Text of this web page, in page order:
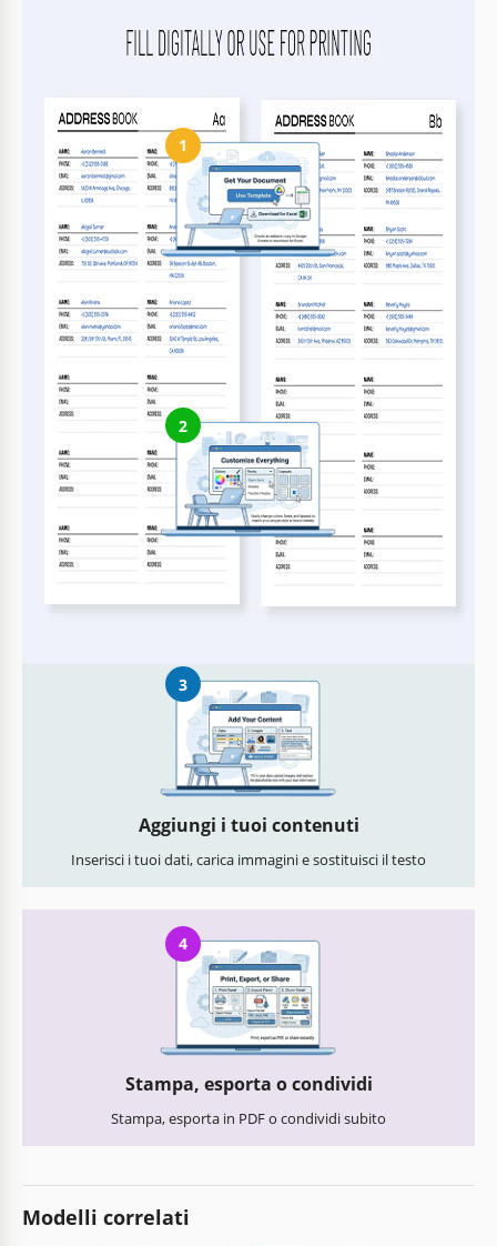
1
Ottieni il tuo documento
Clicca su "Modifica modello" per creare una copia modificabile
in Google Sheets o scaricare per Microsoft Excel
2
Personalizza tutto
Modifica facilmente colori, font e layout secondo il tuo stile
3
Aggiungi i tuoi contenuti
Inserisci i tuoi dati, carica immagini e sostituisci il testo
4
Stampa, esporta o condividi
Stampa, esporta in PDF o condividi subito
Modelli correlati